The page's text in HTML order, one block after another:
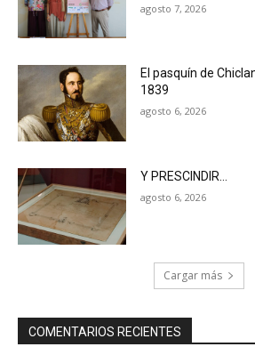
agosto 7, 2026
El pasquín de
1839
agosto 6, 2026
Y PRESCINDIR…
agosto 6, 2026
Cargar más
COMENTARIOS RECIENTES